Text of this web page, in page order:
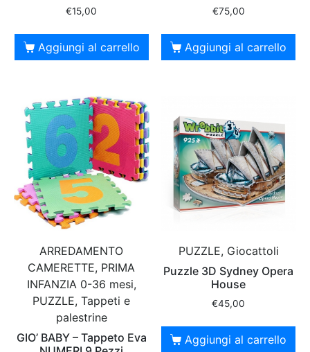
€15,00
Aggiungi al carrello
€75,00
Aggiungi al carrello
ARREDAMENTO
CAMERETTE, PRIMA
INFANZIA 0-36 mesi,
PUZZLE, Tappeti e
palestrine
GIO’ BABY – Tappeto Eva
PUZZLE, Giocattoli
Puzzle 3D Sydney Opera
House
€45,00
Aggiungi al carrello